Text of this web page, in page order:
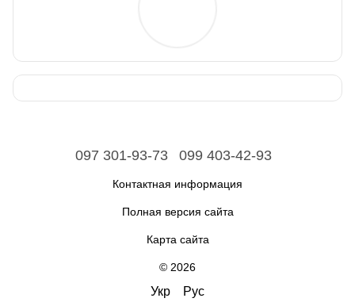
097 301-93-73 099 403-42-93
Контактная информация
Полная версия сайта
Карта сайта
© 2026
Укр Рус